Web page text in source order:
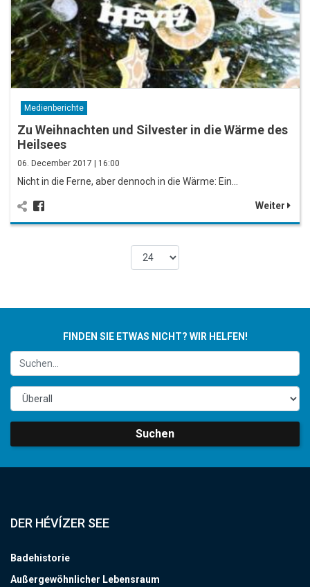
Medienberichte
Zu Weihnachten und Silvester in die Wärme des
Heilsees
06. December 2017 | 16:00
Nicht in die Ferne, aber dennoch in die Wärme: Ein…
Weiter
FINDEN SIE ETWAS NICHT? WIR HELFEN!
Suchen
DER HÉVÍZER SEE
Badehistorie
Außergewöhnlicher Lebensraum